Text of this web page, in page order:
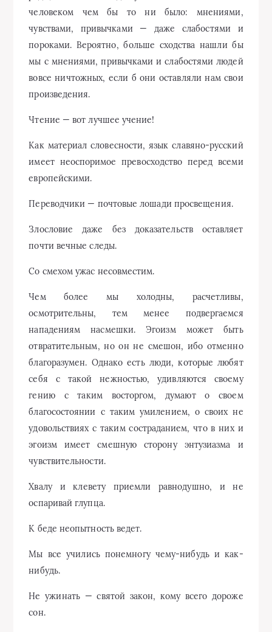
человеком чем бы то ни было: мнениями,
чувствами, привычками — даже слабостями и
пороками. Вероятно, больше сходства нашли бы
мы с мнениями, привычками и слабостями людей
вовсе ничтожных, если б они оставляли нам свои
произведения.
Чтение — вот лучшее учение!
Как материал словесности, язык славяно-русский
имеет неоспоримое превосходство перед всеми
европейскими.
Переводчики — почтовые лошади просвещения.
Злословие даже без доказательств оставляет
почти вечные следы.
Со смехом ужас несовместим.
Чем более мы холодны, расчетливы,
осмотрительны, тем менее подвергаемся
нападениям насмешки. Эгоизм может быть
отвратительным, но он не смешон, ибо отменно
благоразумен. Однако есть люди, которые любят
себя с такой нежностью, удивляются своему
гению с таким восторгом, думают о своем
благосостоянии с таким умилением, о своих не
удовольствиях с таким состраданием, что в них и
эгоизм имеет смешную сторону энтузиазма и
чувствительности.
Хвалу и клевету приемли равнодушно, и не
оспаривай глупца.
К беде неопытность ведет.
Мы все учились понемногу чему-нибудь и как-
нибудь.
Не ужинать — святой закон, кому всего дороже
сон.